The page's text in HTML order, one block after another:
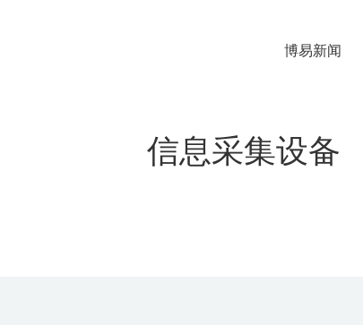
博易新闻
信息采集设备